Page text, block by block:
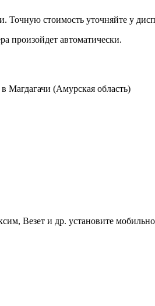
Точную стоимость уточняйте у
произойдет автоматически.
Магдагачи (Амурская область)
Везет и др. установите